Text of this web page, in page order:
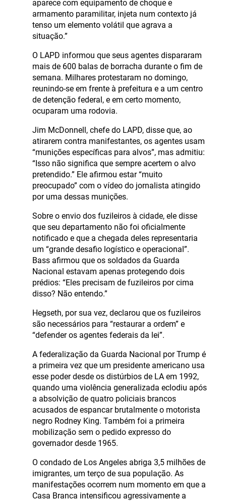
aparece com equipamento de choque e
armamento paramilitar, injeta num contexto já
tenso um elemento volátil que agrava a
situação.”
O LAPD informou que seus agentes dispararam
mais de 600 balas de borracha durante o fim de
semana. Milhares protestaram no domingo,
reunindo-se em frente à prefeitura e a um centro
de detenção federal, e em certo momento,
ocuparam uma rodovia.
Jim McDonnell, chefe do LAPD, disse que, ao
atirarem contra manifestantes, os agentes usam
“munições específicas para alvos”, mas admitiu:
“Isso não significa que sempre acertem o alvo
pretendido.” Ele afirmou estar “muito
preocupado” com o vídeo do jornalista atingido
por uma dessas munições.
Sobre o envio dos fuzileiros à cidade, ele disse
que seu departamento não foi oficialmente
notificado e que a chegada deles representaria
um “grande desafio logístico e operacional”.
Bass afirmou que os soldados da Guarda
Nacional estavam apenas protegendo dois
prédios: “Eles precisam de fuzileiros por cima
disso? Não entendo.”
Hegseth, por sua vez, declarou que os fuzileiros
são necessários para “restaurar a ordem” e
“defender os agentes federais da lei”.
A federalização da Guarda Nacional por Trump é
a primeira vez que um presidente americano usa
esse poder desde os distúrbios de LA em 1992,
quando uma violência generalizada eclodiu após
a absolvição de quatro policiais brancos
acusados de espancar brutalmente o motorista
negro Rodney King. Também foi a primeira
mobilização sem o pedido expresso do
governador desde 1965.
O condado de Los Angeles abriga 3,5 milhões de
imigrantes, um terço de sua população. As
manifestações ocorrem num momento em que a
Casa Branca intensificou agressivamente a